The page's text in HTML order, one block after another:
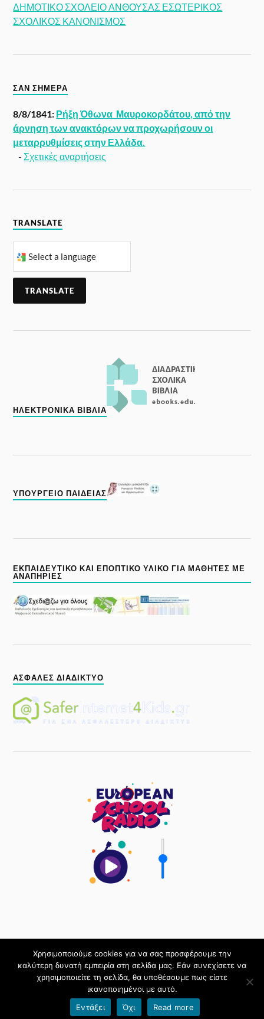
ΔΗΜΟΤΙΚΟ ΣΧΟΛΕΙΟ ΑΝΘΟΥΣΑΣ ΕΣΩΤΕΡΙΚΟΣ
ΣΧΟΛΙΚΟΣ ΚΑΝΟΝΙΣΜΟΣ
ΣΑΝ ΣΉΜΕΡΑ
8/8/1841: Ρήξη Όθωνα  Μαυροκορδάτου, από την
άρνηση των ανακτόρων να προχωρήσουν οι
μεταρρυθμίσεις στην Ελλάδα.
- Σχετικές αναρτήσεις
TRANSLATE
TRANSLATE
ΗΛΕΚΤΡΟΝΙΚΆ ΒΙΒΛΊΑ
ΥΠΟΥΡΓΕΊΟ ΠΑΙΔΕΊΑΣ
ΕΚΠΑΙΔΕΥΤΙΚΟ ΚΑΙ ΕΠΟΠΤΙΚΟ ΥΛΙΚΟ ΓΙΑ ΜΑΘΗΤΕΣ ΜΕ
ΑΝΑΠΗΡΙΕΣ
ΑΣΦΑΛΈΣ ΔΙΑΔΊΚΤΥΟ
ΥΠΟΣΤΗΡΙΖΌΜΕΝΟ ΑΠΌ BLOGS.SCH.GR & ΘΈΜΑ
ΒΑΣΙΣΜΈΝΟ ΣΤΟ LOVECRAFTΑΠΌ ΤΟΝANDERS NORÉN
Όροι χρήσης blogs.sch.gr|Δήλωση προσβασιμότητας
Χρησιμοποιούμε cookies για να σας προσφέρουμε την
καλύτερη δυνατή εμπειρία στη σελίδα μας. Εάν συνεχίσετε να
χρησιμοποιείτε τη σελίδα, θα υποθέσουμε πως είστε
ικανοποιημένοι με αυτό.
Εντάξει
Όχι Read more